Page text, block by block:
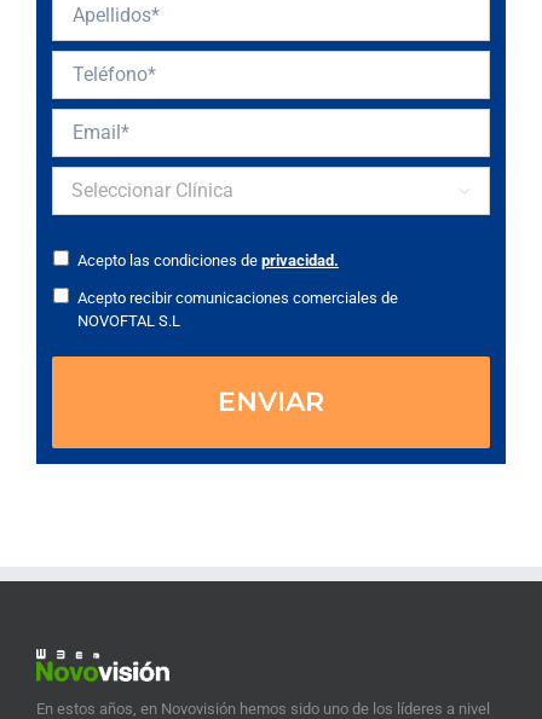

Acepto las condiciones de privacidad.
Acepto recibir comunicaciones comerciales de
NOVOFTAL S.L
En estos años, en Novovisión hemos sido uno de los líderes a nivel